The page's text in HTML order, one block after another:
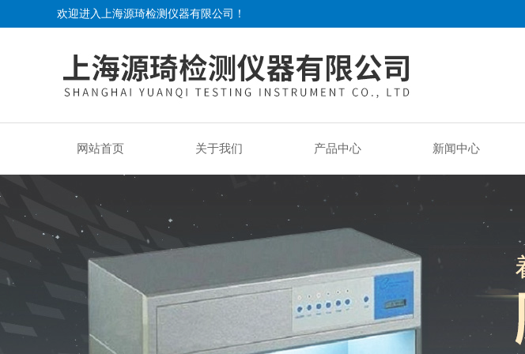
欢迎进入上海源琦检测仪器有限公司！
网站首页 关于我们 产品中心 新闻中心